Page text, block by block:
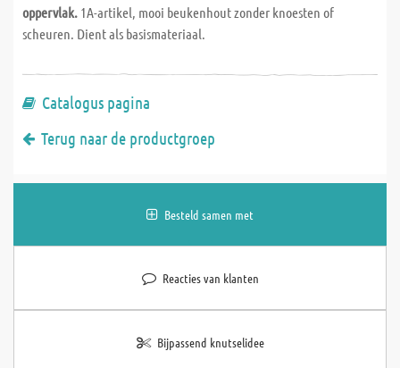
oppervlak. 1A-artikel, mooi beukenhout zonder knoesten of
scheuren. Dient als basismateriaal.
Catalogus pagina
Terug naar de productgroep
Besteld samen met
Reacties van klanten
Bijpassend knutselidee